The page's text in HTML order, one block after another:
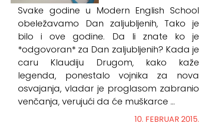
Svake godine u Modern English School
obeležavamo Dan zaljubljenih, Tako je
bilo i ove godine. Da li znate ko je
*odgovoran* za Dan zaljubljenih? Kada je
caru Klaudiju Drugom, kako kaže
legenda, ponestalo vojnika za nova
osvajanja, vladar je proglasom zabranio
venčanja, verujući da će muškarce ...
10. FEBRUAR 2015.